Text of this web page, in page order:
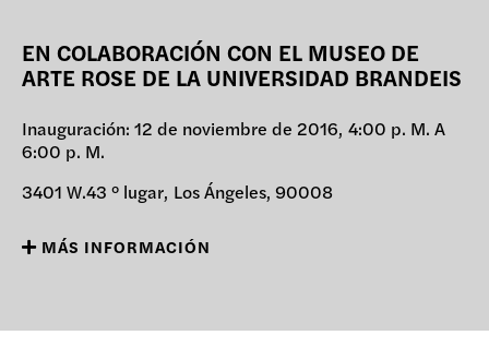
DONAR
EN COLABORACIÓN CON EL MUSEO DE
ARTE ROSE DE LA UNIVERSIDAD BRANDEIS
Inauguración: 12 de noviembre de 2016, 4:00 p. M. A
6:00 p. M.
3401 W.43 ° lugar, Los Ángeles, 90008
MÁS INFORMACIÓN